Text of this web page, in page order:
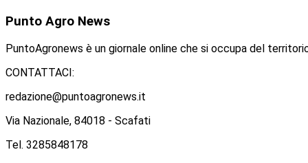
Punto Agro News
PuntoAgronews è un giornale online che si occupa del
CONTATTACI:
redazione@puntoagronews.it
Via Nazionale, 84018 - Scafati
Tel. 3285848178